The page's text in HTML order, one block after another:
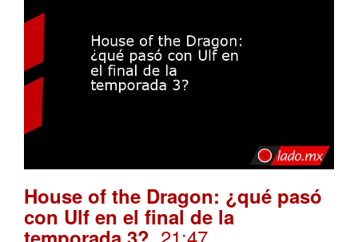
House of the Dragon: ¿qué pasó
con Ulf en el final de la